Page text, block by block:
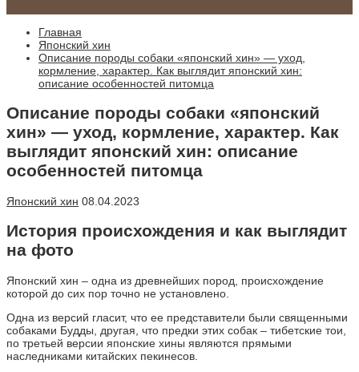
Главная
Японский хин
Описание породы собаки «японский хин» — уход,
кормление, характер. Как выглядит японский хин:
описание особенностей питомца
Описание породы собаки «японский
хин» — уход, кормление, характер. Как
выглядит японский хин: описание
особенностей питомца
Японский хин 08.04.2023
История происхождения и как выглядит
на фото
Японский хин – одна из древнейших пород, происхождение
которой до сих пор точно не установлено.
Одна из версий гласит, что ее представители были священными
собаками Будды, другая, что предки этих собак – тибетские тои,
по третьей версии японские хины являются прямыми
наследниками китайских пекинесов.